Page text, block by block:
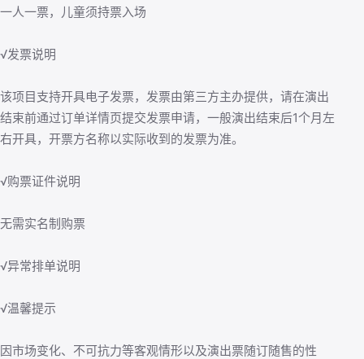
一人一票，儿童须持票入场
√发票说明
该项目支持开具电子发票，发票由第三方主办提供，请在演出
结束前通过订单详情页提交发票申请，一般演出结束后1个月左
右开具，开票方名称以实际收到的发票为准。
√购票证件说明
无需实名制购票
√异常排单说明
√温馨提示
因市场变化、不可抗力等客观情形以及演出票随订随售的性